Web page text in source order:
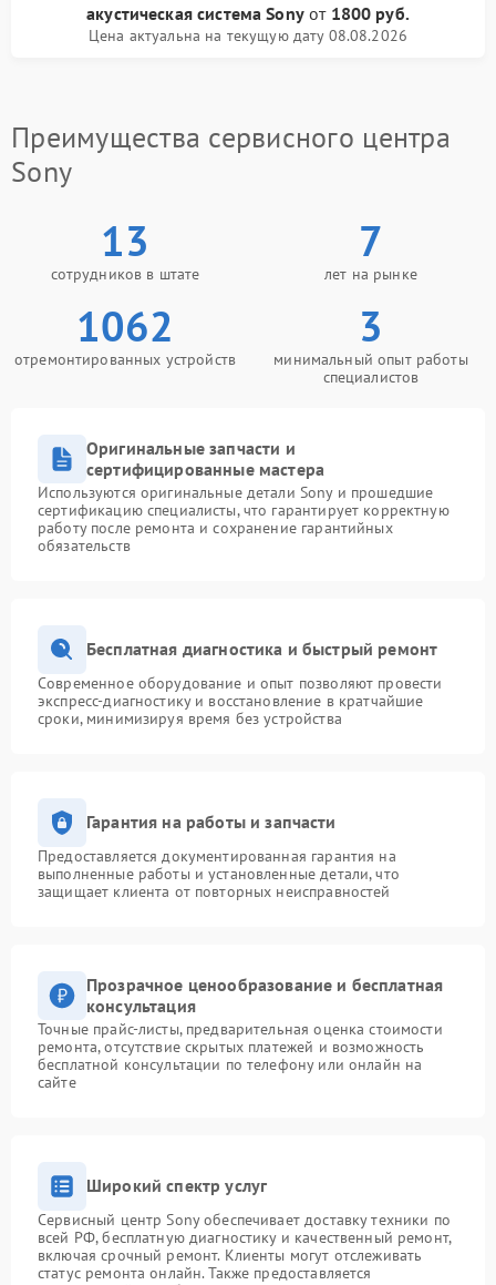
акустическая система Sonyот 1800 руб.
Цена актуальна на текущую дату 08.08.2026
Преимущества сервисного центра
Sony
13
сотрудников в штате
7
лет на рынке
1062
отремонтированных устройств
3
минимальный опыт работы
специалистов
Оригинальные запчасти и
сертифицированные мастера
Используются оригинальные детали Sony и прошедшие
сертификацию специалисты, что гарантирует корректную
работу после ремонта и сохранение гарантийных
обязательств
Бесплатная диагностика и быстрый ремонт
Современное оборудование и опыт позволяют провести
экспресс-диагностику и восстановление в кратчайшие
сроки, минимизируя время без устройства
Гарантия на работы и запчасти
Предоставляется документированная гарантия на
выполненные работы и установленные детали, что
защищает клиента от повторных неисправностей
Прозрачное ценообразование и бесплатная
консультация
Точные прайс-листы, предварительная оценка стоимости
ремонта, отсутствие скрытых платежей и возможность
бесплатной консультации по телефону или онлайн на
сайте
Широкий спектр услуг
Сервисный центр Sony обеспечивает доставку техники по
всей РФ, бесплатную диагностику и качественный ремонт,
включая срочный ремонт. Клиенты могут отслеживать
статус ремонта онлайн. Также предоставляется